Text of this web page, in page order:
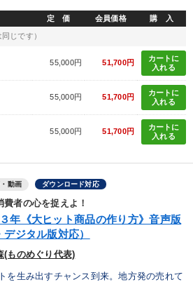
定 価 会員価格 購 入
じです）
55,000円 51,700円
カートに
入れる
55,000円 51,700円
カートに
入れる
55,000円 51,700円
カートに
入れる
動画 ダウンロード対応
費者の心を捉えよ！
年《大ヒット商品の作り方》音声版
デジタル版対応）
ものめぐり代表)
を生み出すチャンス到来。地方発の売れて